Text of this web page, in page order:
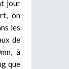
jour
on
les
de
à
que